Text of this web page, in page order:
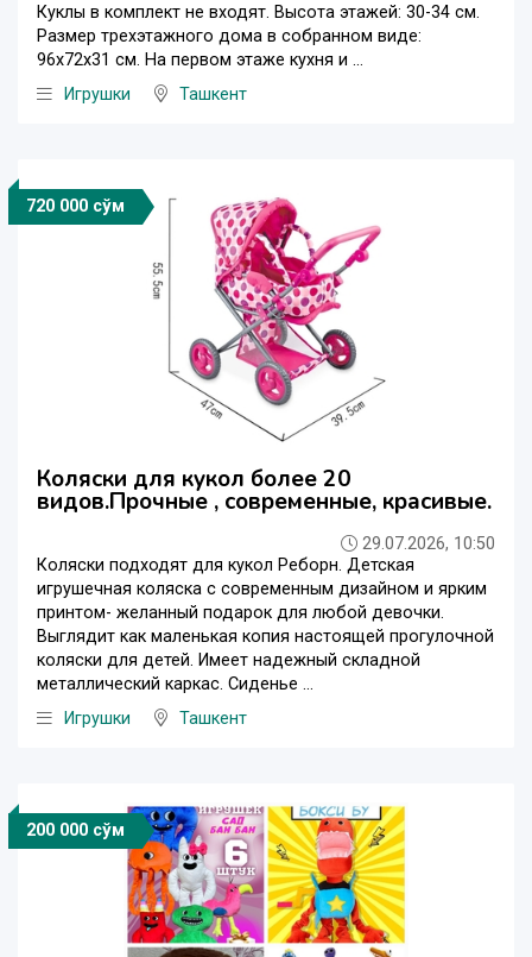
Куклы в комплект не входят. Высота этажей: 30-34 см.
Размер трехэтажного дома в собранном виде:
96х72х31 см. На первом этаже кухня и ...
Игрушки
Ташкент
720 000 сўм
Коляски для кукол более 20
видов.Прочные , современные, красивые.
29.07.2026, 10:50
Коляски подходят для кукол Реборн. Детская
игрушечная коляска с современным дизайном и ярким
принтом- желанный подарок для любой девочки.
Выглядит как маленькая копия настоящей прогулочной
коляски для детей. Имеет надежный складной
металлический каркас. Сиденье ...
Игрушки
Ташкент
200 000 сўм